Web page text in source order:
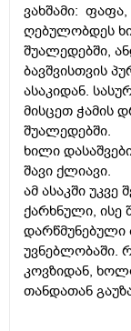
ვახშამი:
ღებულობდეს
შუალედებში,
ბავშვისთვის
ასაკიდან.
მისცეთ ჭამის
შუალედებში.
ხილი
შავი ქლიავი.
ამ ასაკში
ქარხნული, ისე
დარწმუნებული
უვნებლობაში.
კოვზიდან,
თანდათან